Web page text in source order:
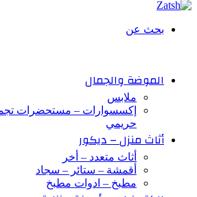
بحث عن
الموضة والجمال
ملابس
إكسسوارات – مستحضرات
حريمي
أثاث منزل – ديكور
أثاث متعدد – أخر
أقمشة – ستائر – سجاد
مطبخ – ادوات مطبخ